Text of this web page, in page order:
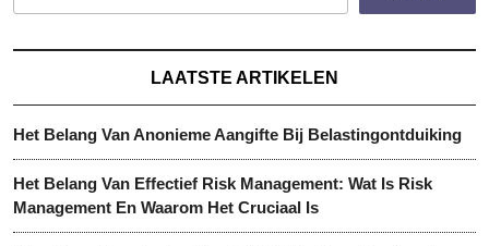
LAATSTE ARTIKELEN
Het Belang Van Anonieme Aangifte Bij Belastingontduiking
Het Belang Van Effectief Risk Management: Wat Is Risk
Management En Waarom Het Cruciaal Is